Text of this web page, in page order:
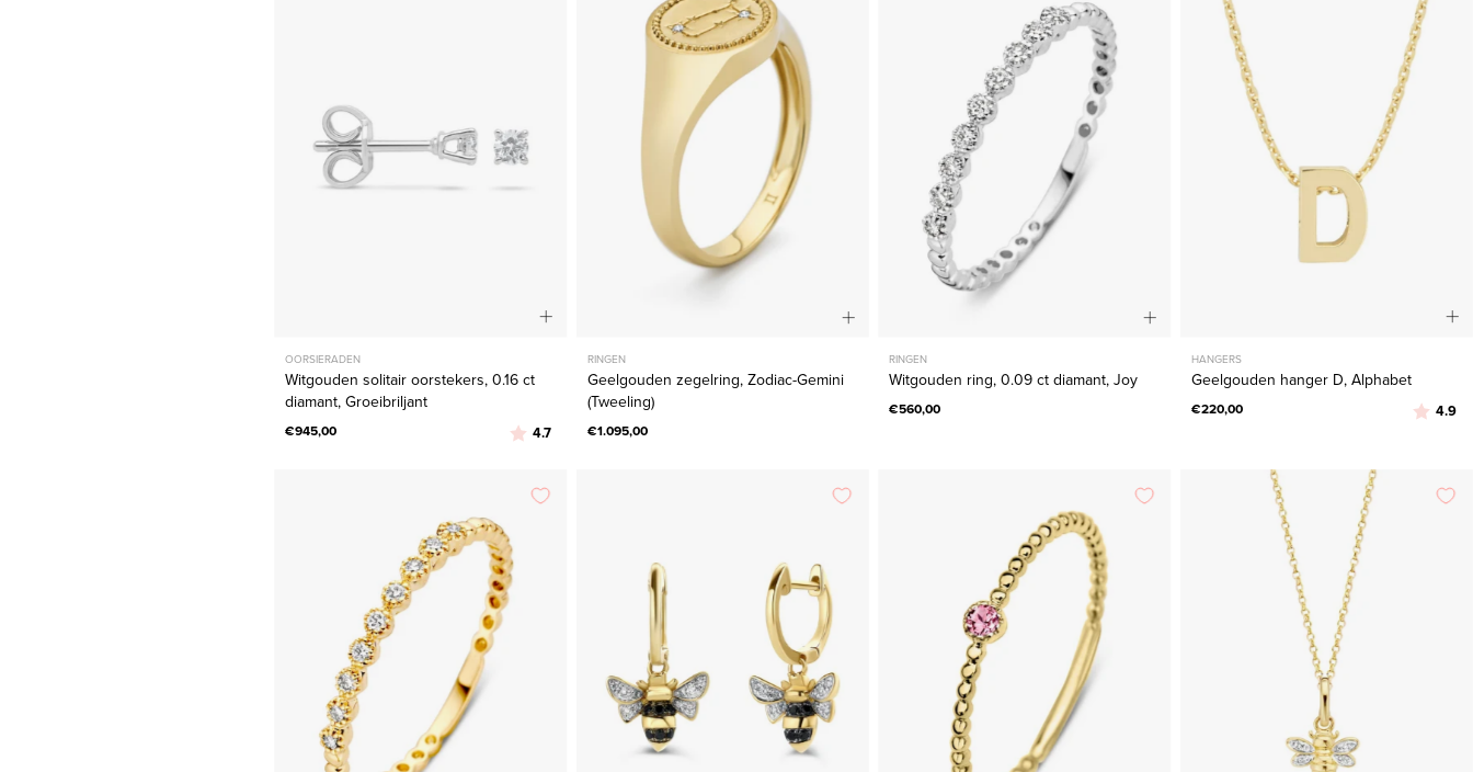
Groeibriljant
OORSIERADEN
Witgouden solitair oorstekers, 0.16 ct
diamant, Groeibriljant
€945,00 Beoordeling:
4.7uit 5 sterren
Zodiac-
Gemini
(Tweeling)
RINGEN
Geelgouden zegelring, Zodiac-Gemini
(Tweeling)
€1.095,00
0.09
ct
diamant,
RINGEN
Witgouden ring, 0.09 ct diamant, Joy
€560,00
HANGERS
Geelgouden hanger D, Alphabet
€220,00 4.9
0.09
ct
diamant,
diamant,
Queen
ring,
0.04
ct
toermalijn,
Geelgouden
hanger,
0.04
diamant,
Queen
Bee